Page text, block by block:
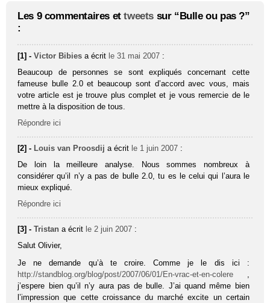
Les 9 commentaires ettweets sur “Bulle ou pas ?”
:
[1] -Victor Bibies a écrit le 31 mai 2007 :
Beaucoup de personnes se sont expliqués concernant cette
fameuse bulle 2.0 et beaucoup sont d’accord avec vous, mais
votre article est je trouve plus complet et je vous remercie de le
mettre à la disposition de tous.
Répondre ici
[2] - Louis van Proosdij a écrit le 1 juin 2007 :
De loin la meilleure analyse. Nous sommes nombreux à
considérer qu’il n’y a pas de bulle 2.0, tu es le celui qui l’aura le
mieux expliqué.
Répondre ici
[3] -Tristan a écrit le 2 juin 2007 :
Salut Olivier,
Je ne demande qu’à te croire. Comme je le dis ici :
http://standblog.org/blog/post/2007/06/01/En-vrac-et-en-colere ,
j’espere bien qu’il n’y aura pas de bulle. J’ai quand même bien
l’impression que cette croissance du marché excite un certain